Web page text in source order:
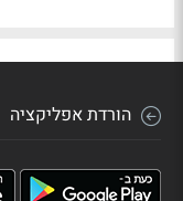
הורדת אפליקציה